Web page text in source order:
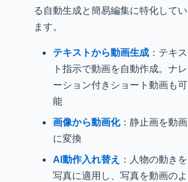
る自動生成と簡易編集に特化してい
ます。
テキストから動画生成 ：テキス
ト指示で動画を自動作成。ナレ
ーション付きショート動画も可
能
画像から動画化：静止画を動画
に変換
AI動作入れ替え ：人物の動きを
写真に適用し、写真を動画のよ